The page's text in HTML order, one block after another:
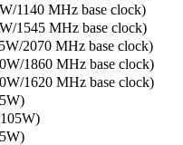
1140 MHz base clock)
1545 MHz base clock)
2070 MHz base clock)
1860 MHz base clock)
1620 MHz base clock)